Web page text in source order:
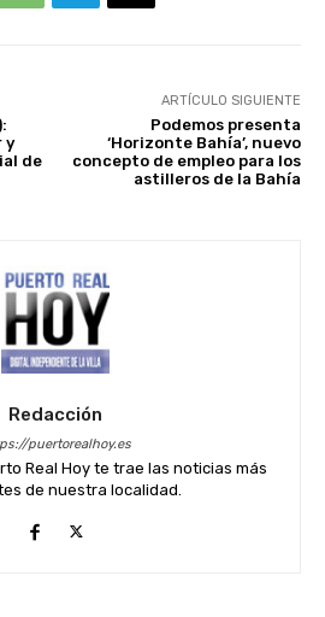
y
de
ARTÍCULO SIGUIENTE
Podemos presenta
‘Horizonte Bahía’, nuevo
concepto de empleo para los
astilleros de la Bahía
Redacción
puertorealhoy.es
Real Hoy te trae las noticias más
de nuestra localidad.